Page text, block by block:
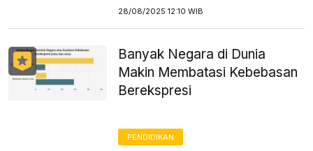
28/08/2025 12:10 WIB
Banyak Negara di Dunia
Makin Membatasi Kebebasan
Berekspresi
PENDIDIKAN